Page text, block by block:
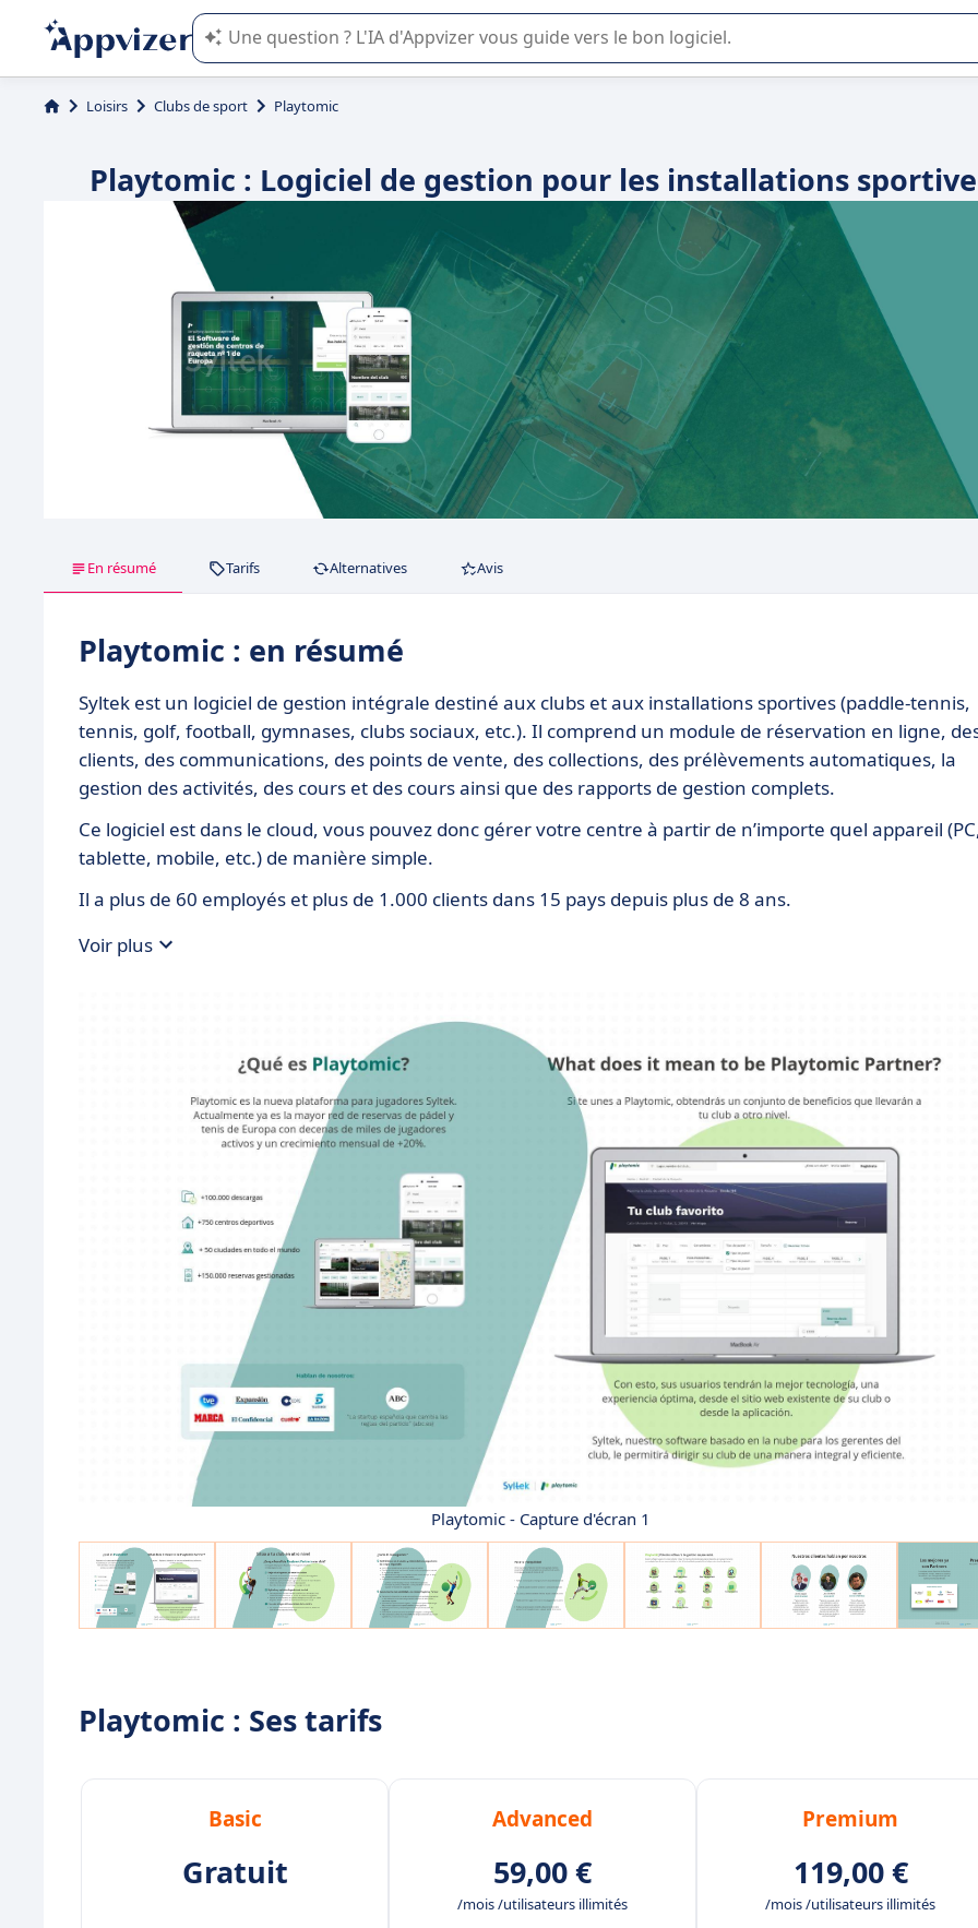
L'IA de Appvizer vous guide dans l'utilisation ou la sélection de logiciel SaaS en entreprise.
Loisirs Clubs de sport Playtomic
Playtomic : Logiciel de gestion pour les installations
En résumé Tarifs Alternatives Avis
Playtomic : en résumé
Syltek est un logiciel de gestion intégrale destiné aux clubs et aux installations sportives (paddle-tennis,
tennis, golf, football, gymnases, clubs sociaux, etc.). Il comprend un module de réservation en ligne,
clients, des communications, des points de vente, des collections, des prélèvements automatiques, la
gestion des activités, des cours et des cours ainsi que des rapports de gestion complets.
Ce logiciel est dans le cloud, vous pouvez donc gérer votre centre à partir de n’importe quel appareil
tablette, mobile, etc.) de manière simple.
Il a plus de 60 employés et plus de 1.000 clients dans 15 pays depuis plus de 8 ans.
Voir plus
Playtomic - Capture d'écran 1
Playtomic : Ses tarifs
Basic
Gratuit
Advanced
59,00 €
/mois /utilisateurs illimités
Premium
119,00 €
/mois /utilisateurs illimités